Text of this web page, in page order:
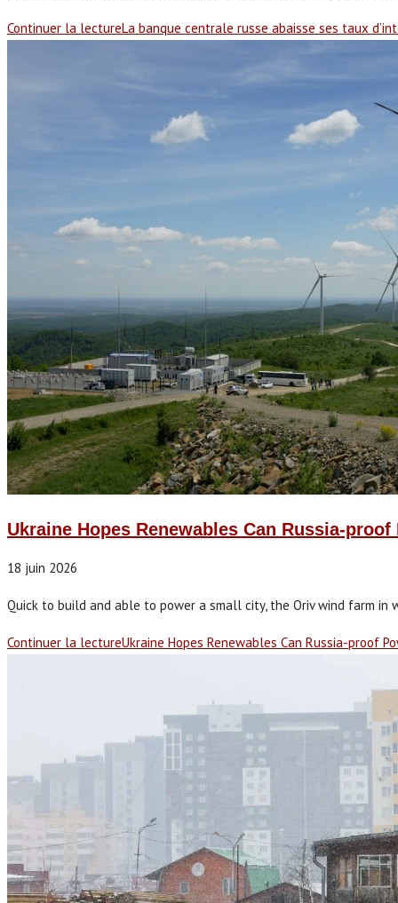
Continuer la lectureLa banque centrale russe abaisse ses taux
Ukraine Hopes Renewables Can Russia-
18 juin 2026
Quick to build and able to power a small city, the Oriv wind farm
Continuer la lectureUkraine Hopes Renewables Can Russia-proof